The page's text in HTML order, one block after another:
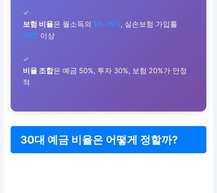
✓
보험 비율은 월소득의 10~15%, 실손보험 가입률
70% 이상
✓
비율 조합은 예금 50%, 투자 30%, 보험 20%가 안정
적
30대 예금 비율은 어떻게 정할까?